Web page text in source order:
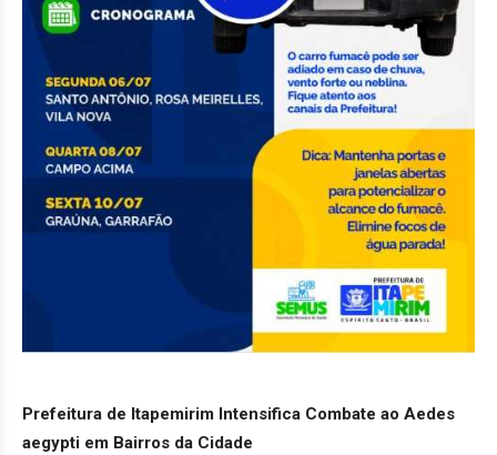
Prefeitura de Itapemirim Intensifica Combate ao Aedes
aegypti em Bairros da Cidade